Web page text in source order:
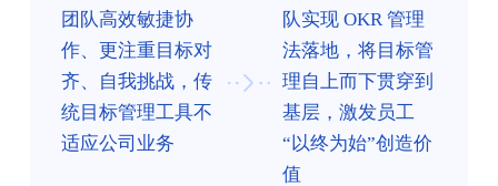
团队高效敏捷协
作、更注重目标对
齐、自我挑战，传
统目标管理工具不
适应公司业务
队实现 OKR 管理
法落地，将目标管
理自上而下贯穿到
基层，激发员工
“以终为始”创造价
值